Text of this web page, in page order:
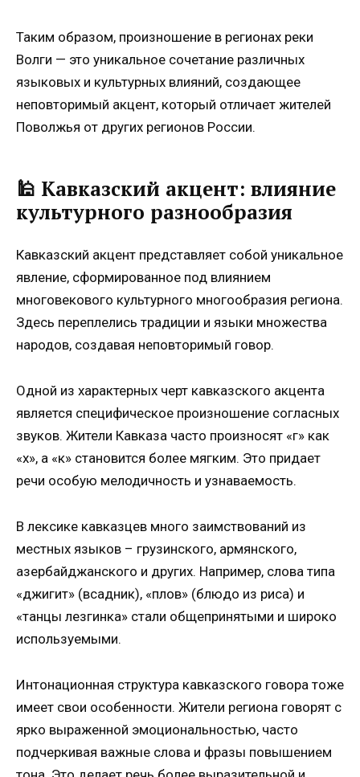
Таким образом, произношение в регионах реки
Волги — это уникальное сочетание различных
языковых и культурных влияний, создающее
неповторимый акцент, который отличает жителей
Поволжья от других регионов России.
🕌 Кавказский акцент: влияние
культурного разнообразия
Кавказский акцент представляет собой уникальное
явление, сформированное под влиянием
многовекового культурного многообразия региона.
Здесь переплелись традиции и языки множества
народов, создавая неповторимый говор.
Одной из характерных черт кавказского акцента
является специфическое произношение согласных
звуков. Жители Кавказа часто произносят «г» как
«х», а «к» становится более мягким. Это придает
речи особую мелодичность и узнаваемость.
В лексике кавказцев много заимствований из
местных языков – грузинского, армянского,
азербайджанского и других. Например, слова типа
«джигит» (всадник), «плов» (блюдо из риса) и
«танцы лезгинка» стали общепринятыми и широко
используемыми.
Интонационная структура кавказского говора тоже
имеет свои особенности. Жители региона говорят с
ярко выраженной эмоциональностью, часто
подчеркивая важные слова и фразы повышением